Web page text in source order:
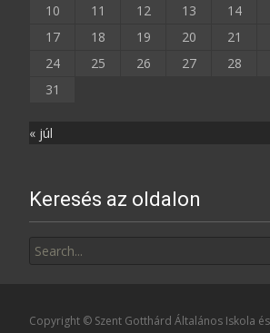
10
11 12 13 14
17
18 19 20 21
24
25 26 27 28
31
« júl
Keresés az oldalon
for:
Copyright © Szent Gotthárd Általános Iskola